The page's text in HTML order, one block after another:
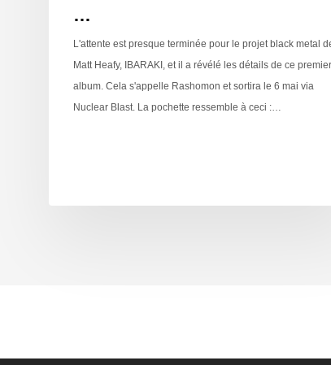
…
L'attente est presque terminée pour le projet black metal
Matt Heafy, IBARAKI, et il a révélé les détails de ce premier
album. Cela s'appelle Rashomon et sortira le 6 mai via
Nuclear Blast. La pochette ressemble à ceci :…